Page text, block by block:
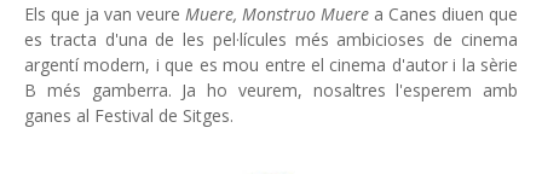
Els que ja van veure Muere, Monstruo Muere a Canes diuen que
es tracta d'una de les pel·lícules més ambicioses de cinema
argentí modern, i que es mou entre el cinema d'autor i la sèrie
B més gamberra. Ja ho veurem, nosaltres l'esperem amb
ganes al Festival de Sitges.